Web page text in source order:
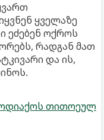
ყველაზე
ეძებენ ოქროს
რადგან მათ
და ის,
თითოეულ